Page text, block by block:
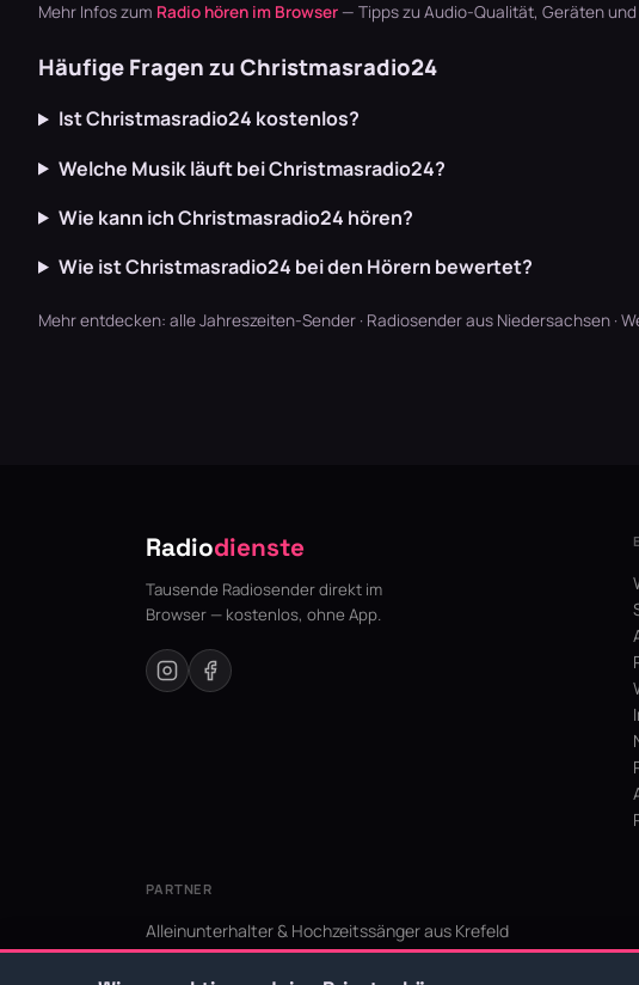
Mehr Infos zum Radio hören im Browser — Tipps zu Audio-Qualität, Geräten
Häufige Fragen zu Christmasradio24
Ist Christmasradio24 kostenlos?
Welche Musik läuft bei Christmasradio24?
Wie kann ich Christmasradio24 hören?
Wie ist Christmasradio24 bei den Hörern bewertet?
Mehr entdecken: alle Jahreszeiten-Sender · Radiosender aus Niedersachsen ·
Radiodienste
Tausende Radiosender direkt im
Browser — kostenlos, ohne App.
PARTNER
Alleinunterhalter & Hochzeitssänger aus Krefeld
KI Niederrhein - Agentur aus Krefeld für den Niederrhein